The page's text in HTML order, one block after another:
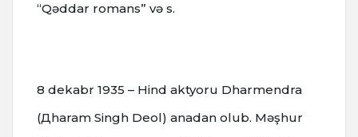
“Qəddar romans” və s.
8 dekabr 1935 – Hind aktyoru Dharmendra
(Дharam Singh Deol) anadan olub. Məşhur